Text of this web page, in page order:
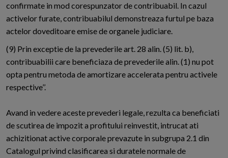
confirmate in mod corespunzator de contribuabil. In cazul
activelor furate, contribuabilul demonstreaza furtul pe baza
actelor doveditoare emise de organele judiciare.
(9) Prin exceptie de la prevederile art. 28 alin. (5) lit. b),
contribuabilii care beneficiaza de prevederile alin. (1) nu pot
opta pentru metoda de amortizare accelerata pentru activele
respective’’.
Avand in vedere aceste prevederi legale, rezulta ca beneficiati
de scutirea de impozit a profitului reinvestit, intrucat ati
achizitionat active corporale prevazute in subgrupa 2.1 din
Catalogul privind clasificarea si duratele normale de